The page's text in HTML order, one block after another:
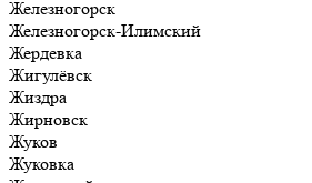
Железногорск
Железногорск-Илимский
Жердевка
Жигулёвск
Жиздра
Жирновск
Жуков
Жуковка